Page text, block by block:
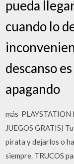
pueda
cuando lo
descanso
apagando
más PLAYSTATION
JUEGOS GRATIS)
pirata y dejarlos o
siempre. TRUCOS